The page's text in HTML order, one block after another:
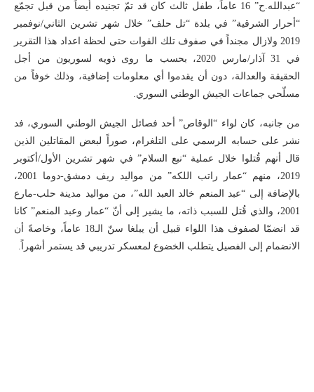
“عبدالله.ح” 16 عاماً، طفل ثالث كان قد تمّ تجنيده أيضاً من قبل تجمّع
“أحرار الشرقية” في بلدة “تل حلف” خلال شهر تشرين الثاني/نوفمبر
2019 ولازال مجنداً في صفوف تلك القوات حتى لحظة اعداد هذا التقرير
في 31 آذار/مارس 2020، بحسب ما روى ذويه لسوريون من أجل
الحقيقة والعدالة، دون أن يقدموا أي معلومات إضافية، وذلك خوفاً من
مسلّحي جماعات الجيش الوطني السوري.
من جانبه، كان لواء “الوقاص” أحد فصائل الجيش الوطني السوري، فد
نشر على حسابه الرسمي على التلغرام، صوراً لبعض المقاتلين الذين
قال أنهم قُتلوا خلال عملية “نبع السلام” في شهر تشرين الأول/أكتوبر
2019، منهم “عمار راتب اللكه” من مواليد ريف دمشق-دوما 2001،
بالإضافة إلى “عبد المنعم خالد العبد الله”، من مواليد مدينة حلب-مارع
2001، والذي قُتل للسبب ذاته، ما يشير إلى أنّ “عمار وعبد المنعم” كانا
قد انضمّا لصفوف هذا اللواء قبيل أن يبلغا سنّ الـ18 عاماً، وخاصةً أن
الانضمام إلى الفصيل يتطلب الخضوع لمعسكر تدريبي قد يستمر أشهراً.